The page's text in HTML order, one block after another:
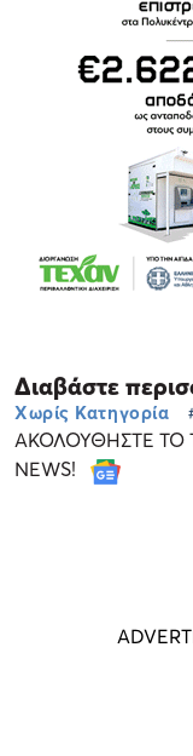
Διαβάστε
Χωρίς Κατηγορία
ΑΚΟΛΟΥΘΗΣΤΕ ΤΟ
NEWS!